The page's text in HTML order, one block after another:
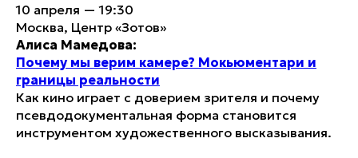
10 апреля — 19:30
Москва, Центр «Зотов»
Алиса Мамедова:
Почему мы верим камере? Мокьюментари и
границы реальности
Как кино играет с доверием зрителя и почему
псевдодокументальная форма становится
инструментом художественного высказывания.